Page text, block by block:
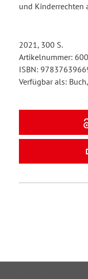
und Kinderrechten
2021, 300 S.
Artikelnummer:
ISBN:
Verfügbar als: